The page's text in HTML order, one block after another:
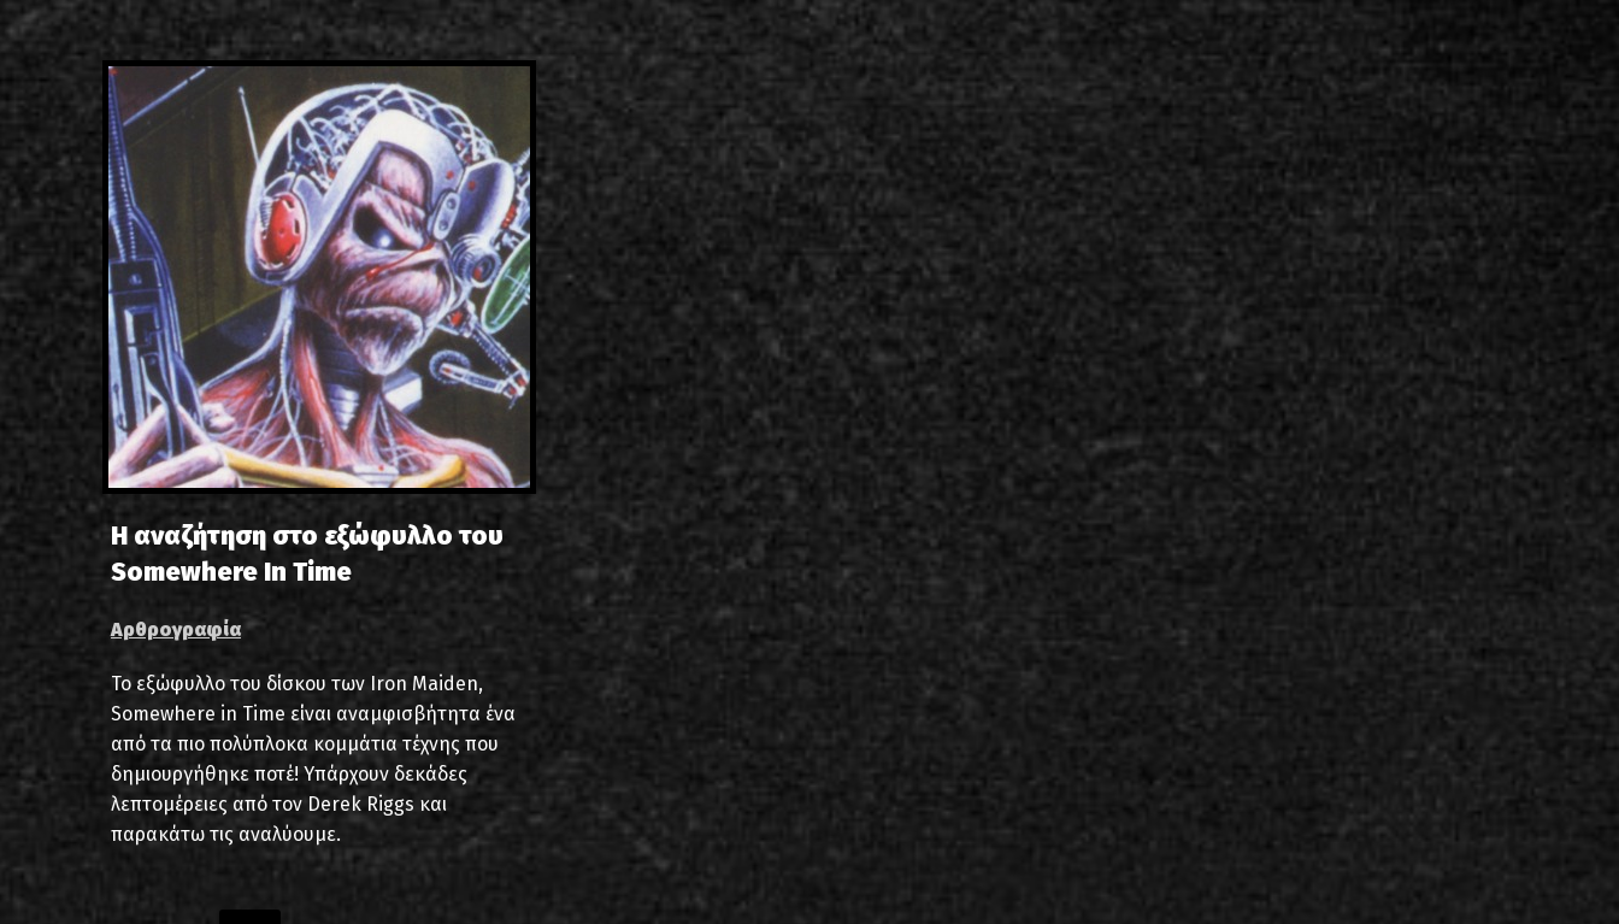
Η αναζήτηση στο εξώφυλλο του
Somewhere In Time
Αρθρογραφία
Το εξώφυλλο του δίσκου των Iron Maiden,
Somewhere in Time είναι αναμφισβήτητα ένα
από τα πιο πολύπλοκα κομμάτια τέχνης που
δημιουργήθηκε ποτέ! Υπάρχουν δεκάδες
λεπτομέρειες από τον Derek Riggs και
παρακάτω τις αναλύουμε.